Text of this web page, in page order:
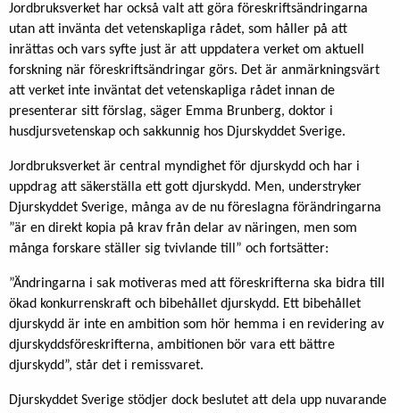
Jordbruksverket har också valt att göra föreskriftsändringarna
utan att invänta det vetenskapliga rådet, som håller på att
inrättas och vars syfte just är att uppdatera verket om aktuell
forskning när föreskriftsändringar görs. Det är anmärkningsvärt
att verket inte inväntat det vetenskapliga rådet innan de
presenterar sitt förslag, säger Emma Brunberg, doktor i
husdjursvetenskap och sakkunnig hos Djurskyddet Sverige.
Jordbruksverket är central myndighet för djurskydd och har i
uppdrag att säkerställa ett gott djurskydd. Men, understryker
Djurskyddet Sverige, många av de nu föreslagna förändringarna
”är en direkt kopia på krav från delar av näringen, men som
många forskare ställer sig tvivlande till” och fortsätter:
”Ändringarna i sak motiveras med att föreskrifterna ska bidra till
ökad konkurrenskraft och bibehållet djurskydd. Ett bibehållet
djurskydd är inte en ambition som hör hemma i en revidering av
djurskyddsföreskrifterna, ambitionen bör vara ett bättre
djurskydd”, står det i remissvaret.
Djurskyddet Sverige stödjer dock beslutet att dela upp nuvarande